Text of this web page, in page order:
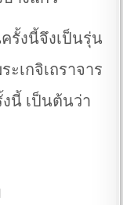
รั้งนี้จึงเป็นรุ่น
เกจิเถราจาร
นี้ เป็นต้นว่า